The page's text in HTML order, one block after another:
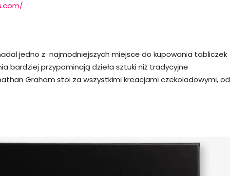
jedno z najmodniejszych miejsce do kupowania tabliczek
bardziej przypominają dzieła sztuki niż tradycyjne
Graham stoi za wszystkimi kreacjami czekoladowymi, od